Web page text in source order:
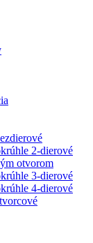
2-dierové
otvorom
3-dierové
4-dierové